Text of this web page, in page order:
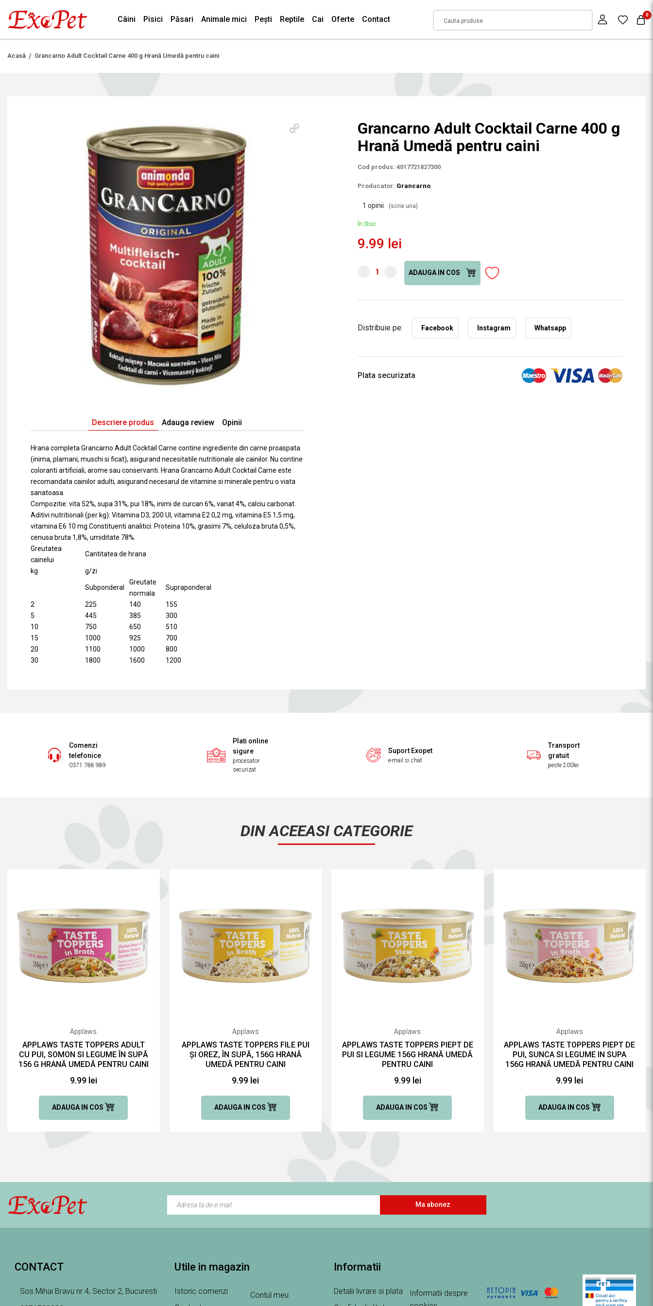
Câini Pisici Păsari Animale mici Pești Reptile Cai Oferte Contact 0
Acasă Grancarno Adult Cocktail Carne 400 g Hrană Umedă pentru caini
Descriere produs Adauga review Opinii
Hrana completa Grancarno Adult Cocktail Carne contine ingrediente din carne proaspata
(inima, plamani, muschi si ficat), asigurand necesitatile nutritionale ale cainilor. Nu contine
coloranti artificiali, arome sau conservanti. Hrana Grancarno Adult Cocktail Carne este
recomandata cainilor adulti, asigurand necesarul de vitamine si minerale pentru o viata
sanatoasa.
Compozitie: vita 52%, supa 31%, pui 18%, inimi de curcan 6%, vanat 4%, calciu carbonat.
Aditivi nutritionali (per kg): Vitamina D3, 200 UI, vitamina E2 0,2 mg, vitamina E5 1,5 mg,
vitamina E6 10 mg.Constituenti analitici: Proteina 10%, grasimi 7%, celuloza bruta 0,5%,
cenusa bruta 1,8%, umiditate 78%.
Greutatea
cainelui
Cantitatea de hrana
kg g/zi
Subponderal
Greutate
normala
Supraponderal
2 225 140
155
5
445 385
300
10
750 650
510
15
1000 925
700
20
1100 1000
800
30
1800 1600 1200
Grancarno Adult Cocktail Carne 400 g
Hrană Umedă pentru caini
Cod produs: 4017721827300
Producator: Grancarno
1 opinii (scrie una)
În Stoc
9.99 lei
ADAUGA IN COS
Distribuie pe: Facebook Instagram Whatsapp
Plata securizata
Comenzi
telefonice
0371 788 989
Plati online
sigure
procesator
securizat
Suport Exopet
e-mail si chat
Transport
gratuit
peste 200lei
DIN ACEEASI CATEGORIE
Applaws
APPLAWS TASTE TOPPERS ADULT
CU PUI, SOMON SI LEGUME ÎN SUPĂ
156 G HRANĂ UMEDĂ PENTRU CAINI
9.99 lei
ADAUGA IN COS
Applaws
APPLAWS TASTE TOPPERS FILE PUI
ȘI OREZ, ÎN SUPĂ, 156G HRANĂ
UMEDĂ PENTRU CAINI
9.99 lei
ADAUGA IN COS
Applaws
APPLAWS TASTE TOPPERS PIEPT DE
PUI SI LEGUME 156G HRANĂ UMEDĂ
PENTRU CAINI
9.99 lei
ADAUGA IN COS
Applaws
APPLAWS TASTE TOPPERS PIEPT DE
PUI, SUNCA SI LEGUME IN SUPA
156G HRANĂ UMEDĂ PENTRU CAINI
9.99 lei
ADAUGA IN COS
Ma abonez
CONTACT
Sos Mihai Bravu nr 4, Sector 2, Bucuresti
Utile in magazin
Istoric comenzi
Contul meu
Informatii
Detalii livrare si plata
Informatii despre